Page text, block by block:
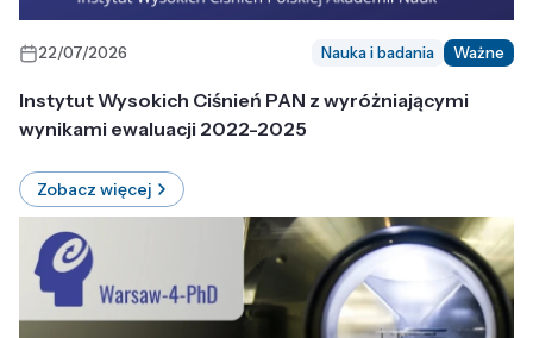
22/07/2026 Nauka i badania Ważne
Instytut Wysokich Ciśnień PAN z wyróżniającymi
wynikami ewaluacji 2022-2025
Zobacz więcej